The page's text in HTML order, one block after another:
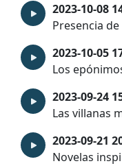
2023-10-08
Presencia
2023-10-05
Los
2023-09-24
Las villanas
2023-09-21
Novelas